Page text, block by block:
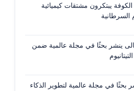
يبتكرون مشتقات كيميائية
السرطانية
ينشر بحثًا في مجلة عالمية ضمن
في مجلة عالمية لتطوير الذكاء